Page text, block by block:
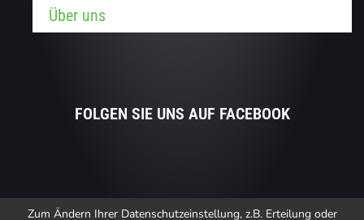
Über uns
FOLGEN SIE UNS AUF FACEBOOK
Zum Ändern Ihrer Datenschutzeinstellung, z.B. Erteilung oder